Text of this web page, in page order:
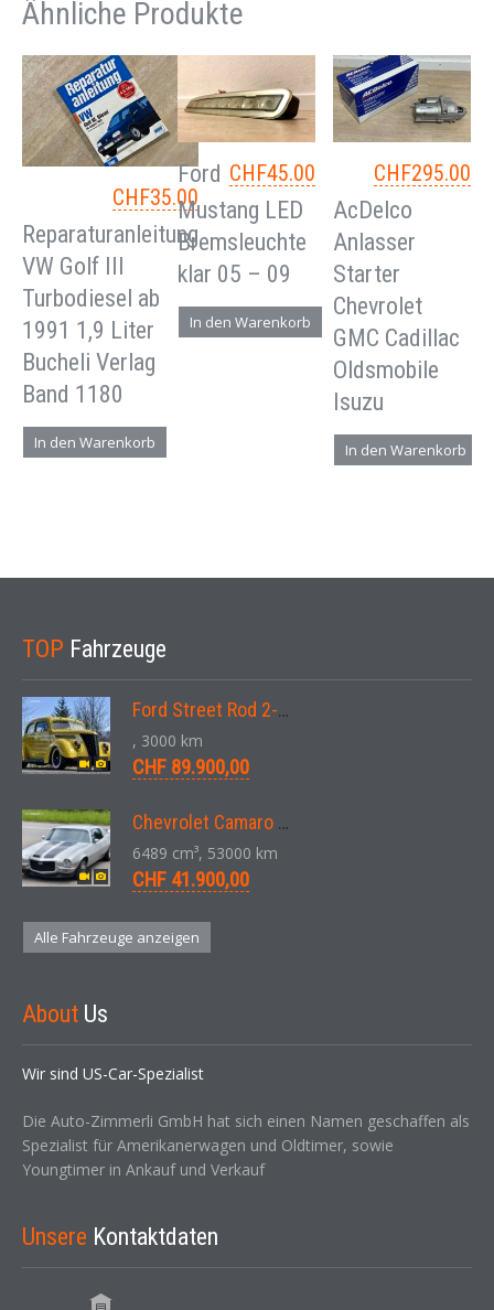
Ähnliche Produkte
CHF35.00
Reparaturanleitung
VW Golf III
Turbodiesel ab
1991 1,9 Liter
Bucheli Verlag
Band 1180
In den Warenkorb
CHF45.00
Ford
Mustang LED
Bremsleuchte
klar 05 – 09
In den Warenkorb
CHF295.00
AcDelco
Anlasser
Starter
Chevrolet
GMC Cadillac
Oldsmobile
Isuzu
In den Warenkorb
TOP Fahrzeuge
Ford Street Rod 2-Door V8 Aut. 1937
, 3000 km
CHF 89.900,00
Chevrolet Camaro SS 396 LS3 Coupe Aut. 1971
6489 cm³, 53000 km
CHF 41.900,00
Alle Fahrzeuge anzeigen
About Us
Wir sind US-Car-Spezialist
Die Auto-Zimmerli GmbH hat sich einen Namen geschaffen als
Spezialist für Amerikanerwagen und Oldtimer, sowie
Youngtimer in Ankauf und Verkauf
Unsere Kontaktdaten